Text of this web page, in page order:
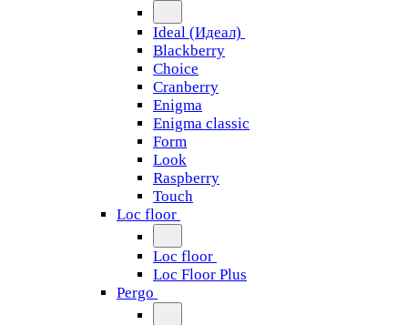
Ideal (Идеал)
Blackberry
Choice
Cranberry
Enigma
Enigma classic
Form
Look
Raspberry
Touch
Loc floor
Loc floor
Loc Floor Plus
Pergo